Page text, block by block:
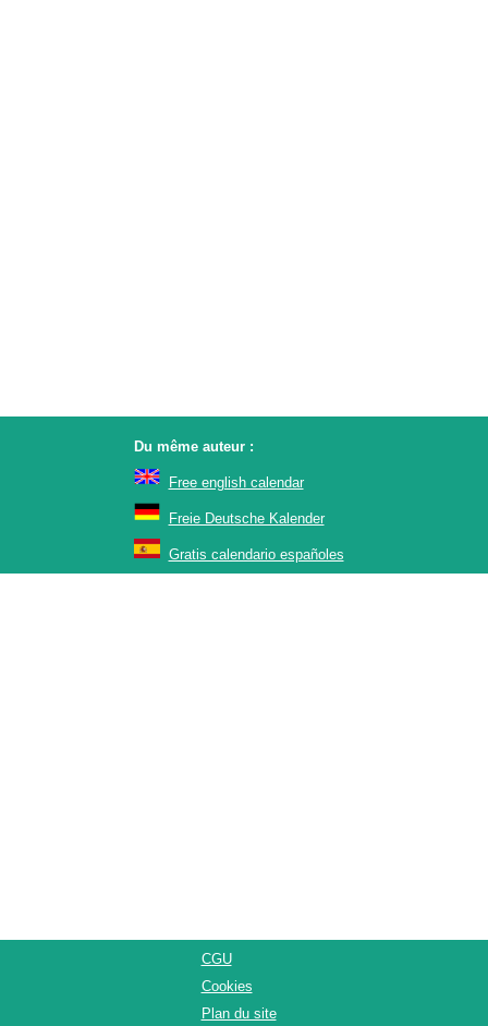
Du même auteur :
Free english calendar
Freie Deutsche Kalender
Gratis calendario españoles
CGU
Cookies
Plan du site